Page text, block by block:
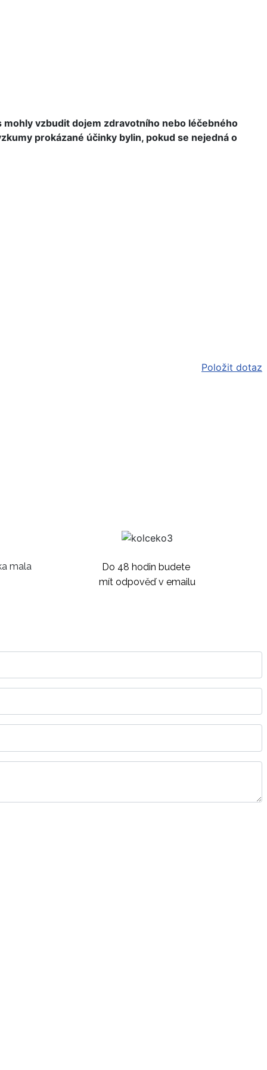
vzbudit dojem zdravotního nebo léčebného
prokázané účinky bylin, pokud se nejedná o
Položit dotaz
Do 48 hodin budete
mít odpověď v emailu